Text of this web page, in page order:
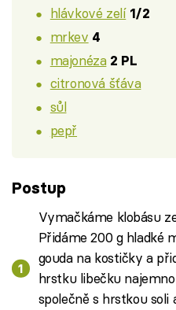
hlávkové zelí 1/2
mrkev 4
majonéza 2 PL
citronová šťáva
sůl
pepř
Postup
Vymačkáme klobásu
Přidáme 200 g hladké
gouda na kostičky a
hrstku libečku
společně s hrstkou